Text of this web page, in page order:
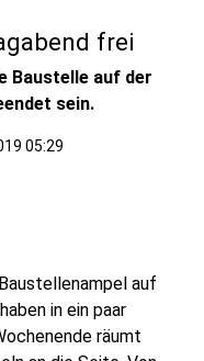
frei
Baustelle auf der
sein.
05:29
auf
in ein paar
räumt